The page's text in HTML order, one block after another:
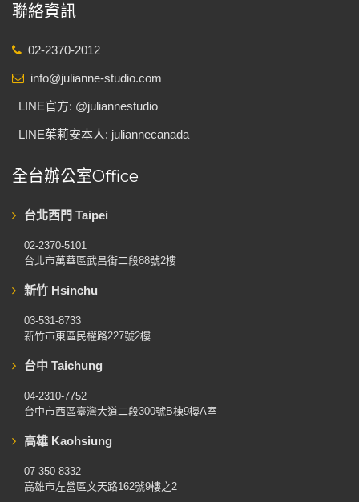
聯絡資訊
02-2370-2012
info@julianne-studio.com
LINE官方: @juliannestudio
LINE茱莉安本人: juliannecanada
全台辦公室Office
台北西門 Taipei
02-2370-5101
台北市萬華區武昌街二段88號2樓
新竹 Hsinchu
03-531-8733
新竹市東區民權路227號2樓
台中 Taichung
04-2310-7752
台中市西區臺灣大道二段300號B棟9樓A室
高雄 Kaohsiung
07-350-8332
高雄市左營區文天路162號9樓之2